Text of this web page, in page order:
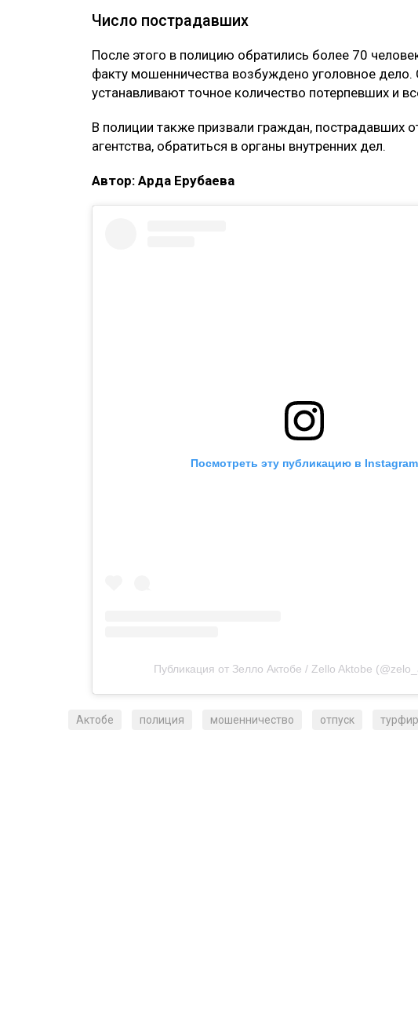
Число пострадавших
После этого в полицию обратились более 70
факту мошенничества возбуждено уголовное дело.
устанавливают точное количество потерпевших и
В полиции также призвали граждан, пострадавших
агентства, обратиться в органы внутренних дел.
Автор: Ардақ Ерубаева
Посмотреть эту публикацию в Instagram
Публикация от Зелло Актобе / Zello Aktobe
Актобе полиция мошенничество отпуск